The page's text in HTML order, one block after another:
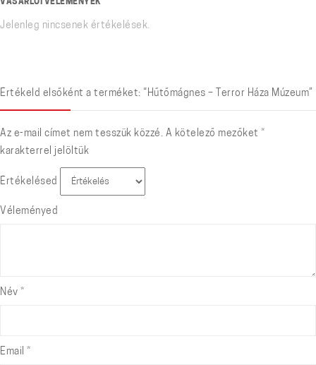
VÁSÁRLÓI VÉLEMÉNYEK
Jelenleg nincsenek értékelések.
Értékeld elsőként a terméket: “Hűtőmágnes – Terror Háza Múzeum”
Az e-mail címet nem tesszük közzé. A kötelező mezőket *
karakterrel jelöltük
Értékelésed
Véleményed
Név *
Email *